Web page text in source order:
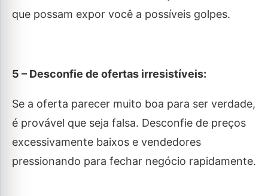
que possam expor você a possíveis golpes.
5 – Desconfie de ofertas irresistíveis:
Se a oferta parecer muito boa para ser verdade,
é provável que seja falsa. Desconfie de preços
excessivamente baixos e vendedores
pressionando para fechar negócio rapidamente.